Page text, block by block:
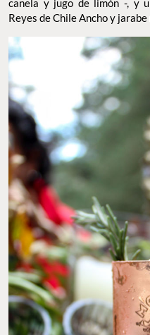
canela y jugo de limón -, y
Reyes de Chile Ancho y